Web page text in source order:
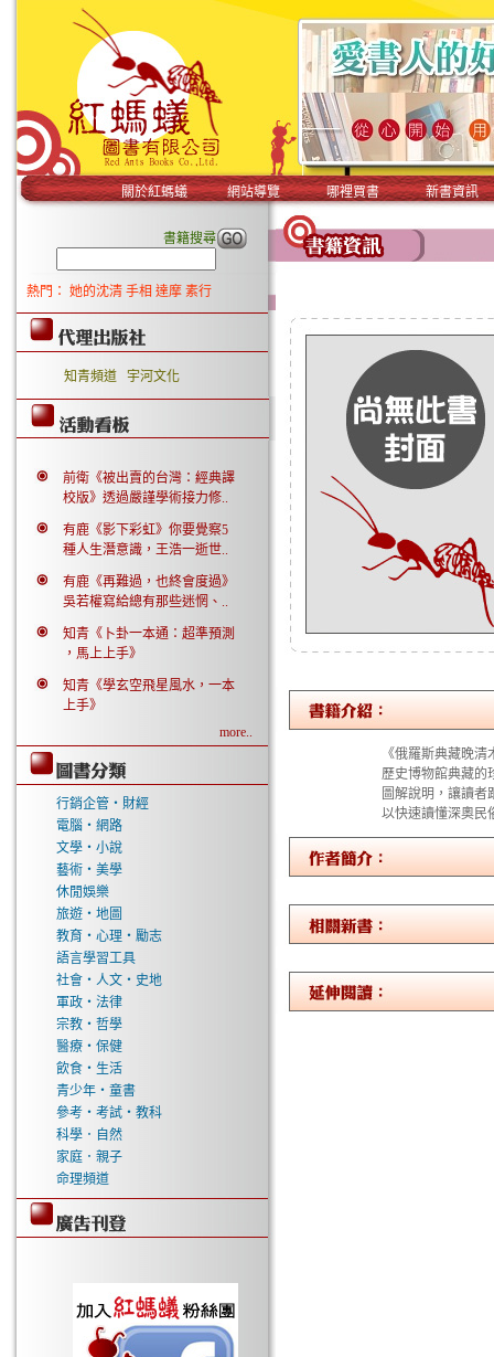
關於紅螞蟻 網站導覽 哪裡買書 新書資訊
書籍搜尋
熱門： 她的沈清 手相 達摩 素行
知青頻道 宇河文化
前衛《被出賣的台灣：經典譯
校版》透過嚴謹學術接力修..
有鹿《影下彩虹》你要覺察5
種人生潛意識，王浩一逝世..
有鹿《再難過，也終會度過》
吳若權寫給總有那些迷惘、..
知青《卜卦一本通：超準預測
，馬上上手》
知青《學玄空飛星風水，一本
上手》
more..
行銷企管‧財經
電腦‧網路
文學‧小說
藝術‧美學
休閒娛樂
旅遊‧地圖
教育‧心理‧勵志
語言學習工具
社會‧人文‧史地
軍政‧法律
宗教‧哲學
醫療‧保健
飲食‧生活
青少年‧童書
參考‧考試‧教科
科學．自然
家庭．親子
命理頻道
《俄羅斯典藏晚
歷史博物館典藏的
圖解說明，讓讀者
以快速讀懂深奧民